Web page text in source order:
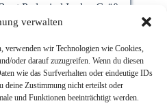
verwalten
verwenden wir Technologien wie Cookies,
oder darauf zuzugreifen. Wenn du diesen
wie das Surfverhalten oder eindeutige IDs
deine Zustimmung nicht erteilst oder
und Funktionen beeinträchtigt werden.
Pads sind In den Größen
Größe ca. 2 bis 4mm…
Ausführung wählen
zzgl.
2-5 Werktage